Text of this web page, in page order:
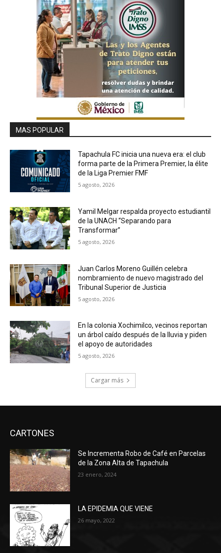
MAS POPULAR
Tapachula FC inicia una nueva era: el club
forma parte de la Primera Premier, la élite
de la Liga Premier FMF
5 agosto, 2026
Yamil Melgar respalda proyecto estudiantil
de la UNACH “Separando para
Transformar”
5 agosto, 2026
Juan Carlos Moreno Guillén celebra
nombramiento de nuevo magistrado del
Tribunal Superior de Justicia
5 agosto, 2026
En la colonia Xochimilco, vecinos reportan
un árbol caído después de la lluvia y piden
el apoyo de autoridades
5 agosto, 2026
Cargar más
CARTONES
Se Incrementa Robo de Café en Parcelas
de la Zona Alta de Tapachula
23 enero, 2024
LA EPIDEMIA QUE VIENE
26 mayo, 2022